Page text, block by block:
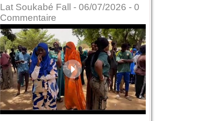
Lat Soukabé Fall - 06/07/2026 - 0
Commentaire